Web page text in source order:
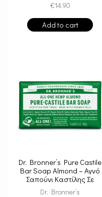
€14.90
Add to cart
Dr. Bronner’s Pure Castile
Bar Soap Almond – Αγνό
Σαπούνι Καστίλης Σε
Μπάρα
Dr. Bronner’s